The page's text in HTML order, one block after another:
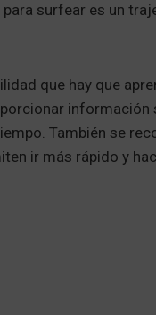
surfear es un
que hay que
información
También se
ir más rápido y